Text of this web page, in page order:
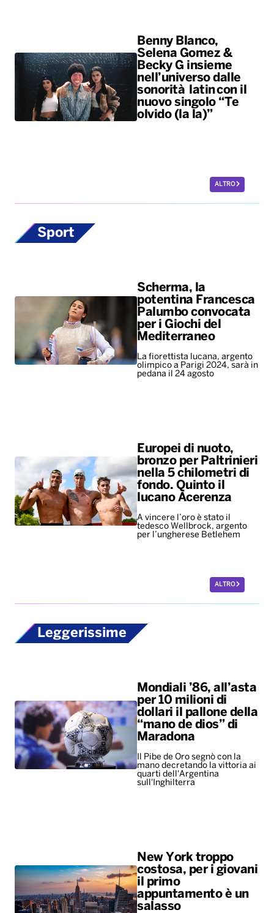
Benny Blanco,
Selena Gomez &
Becky G insieme
nell’universo dalle
sonorità latin con il
nuovo singolo “Te
olvido (la la)”
ALTRO
Sport
Scherma, la
potentina Francesca
Palumbo convocata
per i Giochi del
Mediterraneo
La fiorettista lucana, argento
olimpico a Parigi 2024, sarà in
pedana il 24 agosto
Europei di nuoto,
bronzo per Paltrinieri
nella 5 chilometri di
fondo. Quinto il
lucano Acerenza
A vincere l’oro è stato il
tedesco Wellbrock, argento
per l’ungherese Betlehem
ALTRO
Leggerissime
Mondiali ’86, all’asta
per 10 milioni di
dollari il pallone della
“mano de dios” di
Maradona
Il Pibe de Oro segnò con la
mano decretando la vittoria ai
quarti dell'Argentina
sull'Inghilterra
New York troppo
costosa, per i giovani
il primo
appuntamento è un
salasso